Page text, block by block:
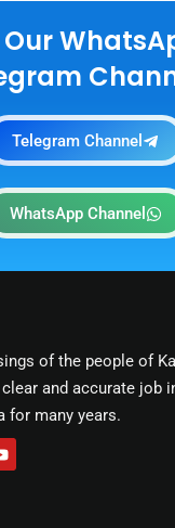
Telegram Channel
WhatsApp Channel
of the people of
clear and accurate job
for many years.